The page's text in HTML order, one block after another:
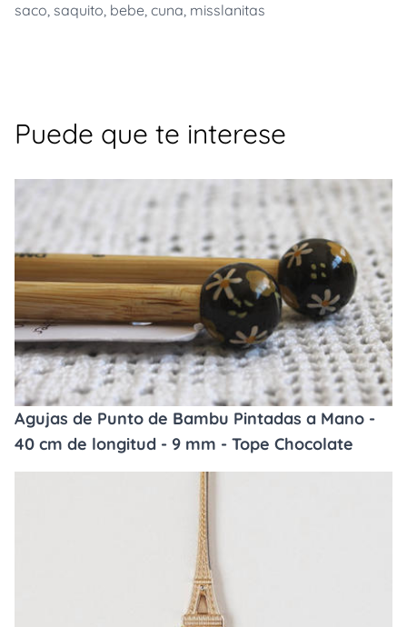
saco, saquito, bebe, cuna, misslanitas
Puede que te interese
Agujas de Punto de Bambu Pintadas a Mano -
40 cm de longitud - 9 mm - Tope Chocolate